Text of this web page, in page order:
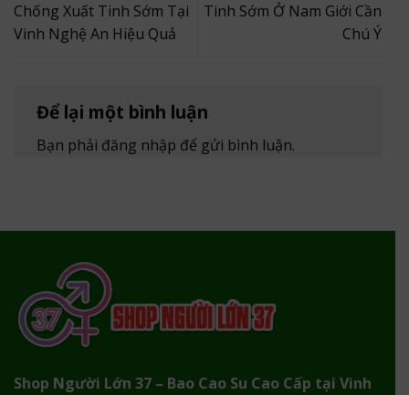
Chống Xuất Tinh Sớm Tại
Vinh Nghệ An Hiệu Quả
Tinh Sớm Ở Nam Giới Cần
Chú Ý
Để lại một bình luận
Bạn phải đăng nhập để gửi bình luận.
Shop Người Lớn 37 – Bao Cao Su Cao Cấp tại Vinh